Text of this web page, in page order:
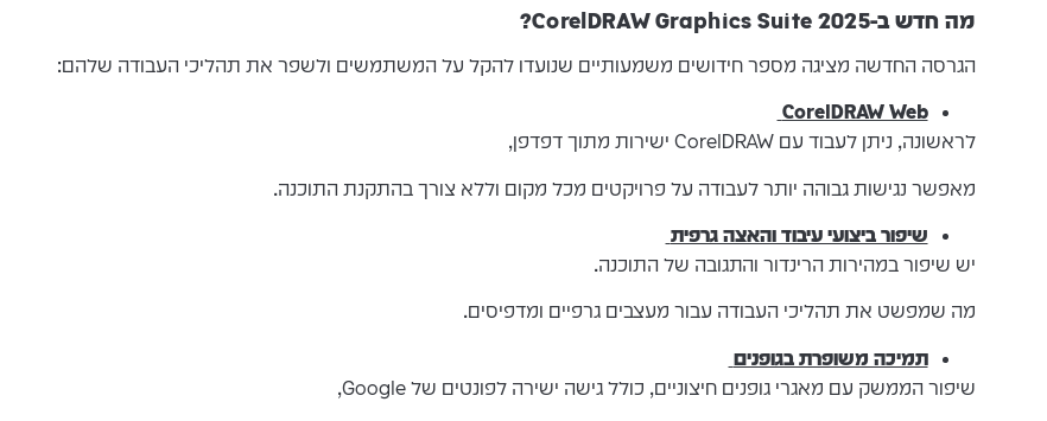
מה חדש ב-CorelDRAW Graphics Suite 2025?
הגרסה החדשה מציגה מספר חידושים משמעותיים שנועדו להקל על המשתמשים ולשפר את תהליכי העבודה שלהם:
CorelDRAW Web
לראשונה, ניתן לעבוד עם CorelDRAW ישירות מתוך דפדפן,
מאפשר נגישות גבוהה יותר לעבודה על פרויקטים מכל מקום וללא צורך בהתקנת התוכנה.
שיפור ביצועי עיבוד והאצה גרפית
יש שיפור במהירות הרינדור והתגובה של התוכנה.
מה שמפשט את תהליכי העבודה עבור מעצבים גרפיים ומדפיסים.
תמיכה משופרת בגופנים
שיפור הממשק עם מאגרי גופנים חיצוניים, כולל גישה ישירה לפונטים של Google,